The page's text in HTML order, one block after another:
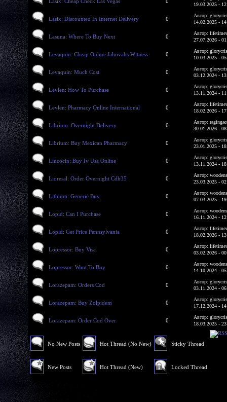
19.03.2025 -
Lasix: Discounted In Internet Delivery 0
Автор:
14.02.2025 -
Lasuna: Where To Buy Next 0
Автор:
27.07.2026 -
Levaquin: Cheap Online Jahovahs Witness 0
Автор:
10.03.2025 -
Levaquin: Much Cost 0
Автор:
03.12.2024 -
Levlen: How To Purchase 0
Автор:
13.11.2024 -
Levlen: Pharmacy Online International 0
Автор:
18.02.2026 -
Librium: Overnight Delivery 0
Автор:
30.01.2026 -
Librium: Buy Mexican Pharmacy 0
Автор:
23.01.2025 -
Lincocin: Buy Iv Usa Online 0
Автор:
13.11.2024 -
Lioresal: Order Overnight Cdh35 0
Автор:
23.03.2025 -
Lithium: Generic Buy 0
Автор:
07.03.2025 -
Lopid: Can I Purchase 0
Автор:
16.11.2024 -
Lopid: Get Price Pennsylvania 0
Автор:
18.02.2026 -
Lopressor: Buy Visa 0
Автор:
03.02.2026 -
Lopressor: Want To Buy 0
Автор:
14.10.2024 -
Lorazepam: Orders Cod 0
Автор:
03.11.2024 -
Lorazepam: Buy Zolpidem 0
Автор:
17.12.2024 -
Lorazepam: Order Cod Over 0
Автор:
18.03.2025 -
No New Posts
New Posts
Hot Thread (No New)
Hot Thread (New)
Sticky Thread
Locked Thread